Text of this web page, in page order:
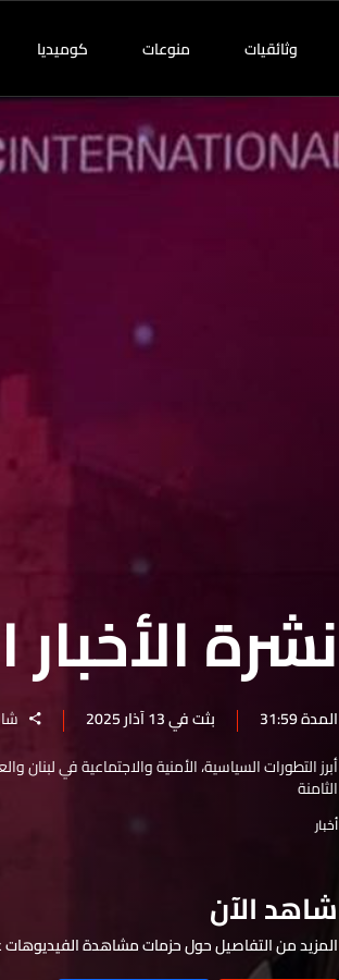
وثائقيات منوعات كوميديا
نشرة
المدة 31:59 بثت في 13 آذار 2025
أبرز التطورات السياسية، الأمنية والاجتماعية في
الثامنة
أخبار
شاهد الآن
المزيد من التفاصيل حول حزمات مشاهدة الفيديوهات